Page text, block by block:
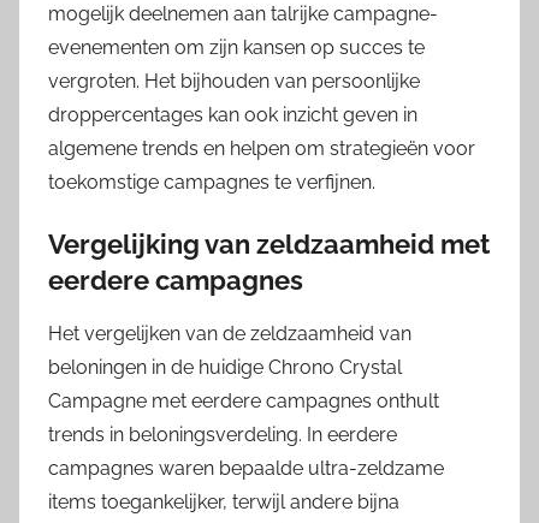
mogelijk deelnemen aan talrijke campagne-
evenementen om zijn kansen op succes te
vergroten. Het bijhouden van persoonlijke
droppercentages kan ook inzicht geven in
algemene trends en helpen om strategieën voor
toekomstige campagnes te verfijnen.
Vergelijking van zeldzaamheid met
eerdere campagnes
Het vergelijken van de zeldzaamheid van
beloningen in de huidige Chrono Crystal
Campagne met eerdere campagnes onthult
trends in beloningsverdeling. In eerdere
campagnes waren bepaalde ultra-zeldzame
items toegankelijker, terwijl andere bijna